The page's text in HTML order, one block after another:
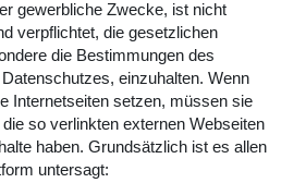
gewerbliche Zwecke, ist nicht
verpflichtet, die gesetzlichen
die Bestimmungen des
einzuhalten. Wenn
Internetseiten setzen, müssen sie
so verlinkten externen Webseiten
haben. Grundsätzlich ist es allen
untersagt: